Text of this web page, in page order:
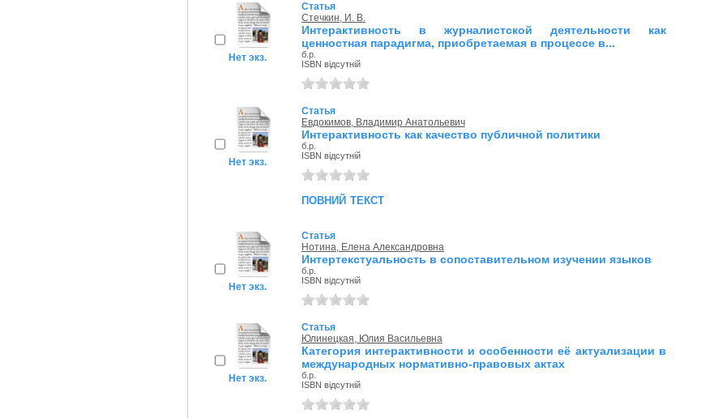
Нет экз.
Статья
Стечкин, И. В.
Интерактивность в журналистской деятельности как
ценностная парадигма, приобретаемая в процессе в...
б.р.
ISBN відсутній
Нет экз.
Статья
Евдокимов, Владимир Анатольевич
Интерактивность как качество публичной политики
б.р.
ISBN відсутній
повний текст
Нет экз.
Статья
Нотина, Елена Александровна
Интертекстуальность в сопоставительном изучении языков
б.р.
ISBN відсутній
Нет экз.
Статья
Юлинецкая, Юлия Васильевна
Категория интерактивности и особенности её актуализации в
международных нормативно-правовых актах
б.р.
ISBN відсутній